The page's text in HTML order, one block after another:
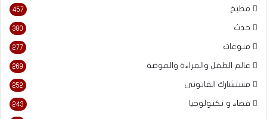
مطبخ 457
حدث 380
منوعات 277
عالم الطفل والمراءة والموضة 269
مستشارك القانونى 252
فضاء و تكنولوجيا 243